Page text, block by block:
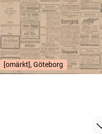
[omärkt], Göteborg